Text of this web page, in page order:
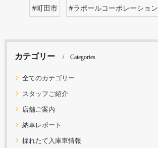
#町田市 #ラポールコーポレーション
カテゴリー Categories
全てのカテゴリー
スタッフご紹介
店舗ご案内
納車レポート
採れたて入庫車情報